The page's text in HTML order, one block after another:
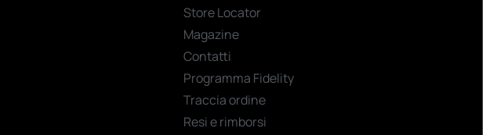
Store Locator
Magazine
Contatti
Programma Fidelity
Traccia ordine
Resi e rimborsi